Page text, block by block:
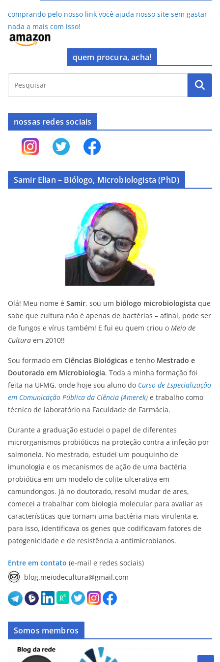
comprando pelo nosso link você ajuda nosso site sem gastar
nada a mais com isso!
quem procura, acha!
nossas redes sociais
Samir Elian – Biólogo, Microbiologista (PhD)
Olá! Meu nome é Samir, sou um biólogo microbiologista que
sabe que cultura não é apenas de bactérias – afinal, pode ser
de fungos e vírus também! E fui eu quem criou o Meio de
Cultura em 2010!!
Sou formado em Ciências Biológicas e tenho Mestrado e
Doutorado em Microbiologia. Toda a minha formação foi
feita na UFMG, onde hoje sou aluno do Curso de Especialização
em Comunicação Pública da Ciência (Amerek) e trabalho como
técnico de laboratório na Faculdade de Farmácia.
Durante a graduação estudei o papel de diferentes
microrganismos probióticos na proteção contra a infeção por
salmonela. No mestrado, estudei um pouquinho de
imunologia e os mecanismos de ação de uma bactéria
probiótica em um modelo de colite ulcerativa em
camundongos. Já no doutorado, resolvi mudar de ares,
comecei a trabalhar com biologia molecular para avaliar as
características que tornam uma bactéria mais virulenta e,
para isso, identificava os genes que codificavam fatores de
patogenicidade e de resistência a antimicrobianos.
Entre em contato (e-mail e redes sociais)
blog.meiodecultura@gmail.com
Somos membros